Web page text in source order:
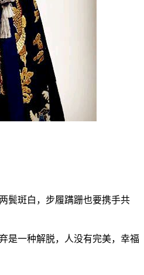
鬓斑白，步履蹒跚也要携手共
是一种解脱，人没有完美，幸福